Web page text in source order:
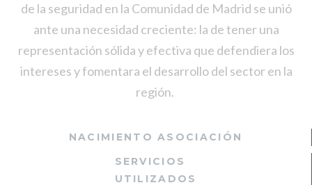
de la seguridad en la Comunidad de Madrid se unió
ante una necesidad creciente: la de tener una
representación sólida y efectiva que defendiera los
intereses y fomentara el desarrollo del sector en la
región.
NACIMIENTO ASOCIACIÓN
SERVICIOS
UTILIZADOS